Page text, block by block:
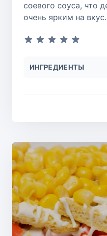
соевого соуса, что
очень ярким на вкус.
ИНГРЕДИЕНТЫ